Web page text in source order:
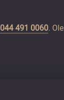
044 491 0060. Ole